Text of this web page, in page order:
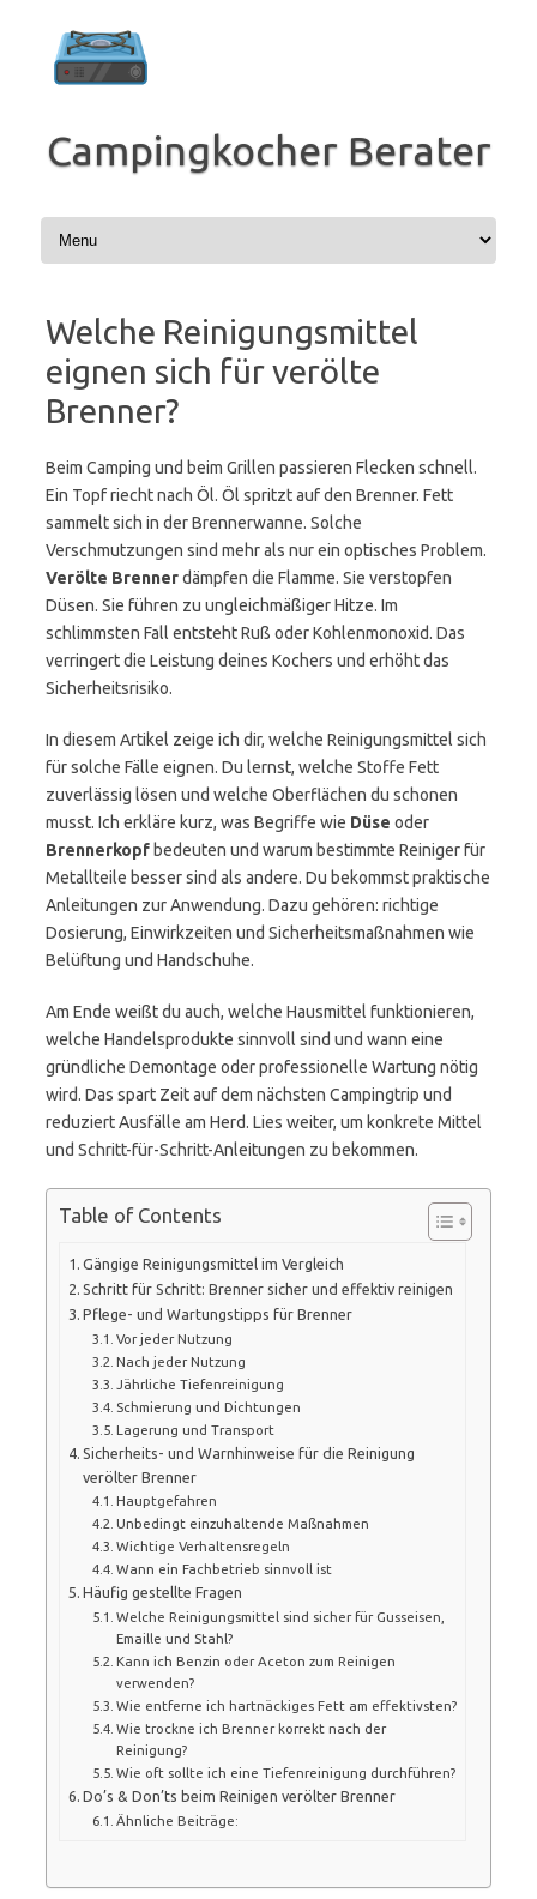
springen
Campingkocher Berater
Welche Reinigungsmittel
eignen sich für verölte
Brenner?
Beim Camping und beim Grillen passieren Flecken schnell.
Ein Topf riecht nach Öl. Öl spritzt auf den Brenner. Fett
sammelt sich in der Brennerwanne. Solche
Verschmutzungen sind mehr als nur ein optisches Problem.
Verölte Brennerdämpfen die Flamme. Sie verstopfen
Düsen. Sie führen zu ungleichmäßiger Hitze. Im
schlimmsten Fall entsteht Ruß oder Kohlenmonoxid. Das
verringert die Leistung deines Kochers und erhöht das
Sicherheitsrisiko.
In diesem Artikel zeige ich dir, welche Reinigungsmittel sich
für solche Fälle eignen. Du lernst, welche Stoffe Fett
zuverlässig lösen und welche Oberflächen du schonen
musst. Ich erkläre kurz, was Begriffe wie Düse oder
Brennerkopf bedeuten und warum bestimmte Reiniger für
Metallteile besser sind als andere. Du bekommst praktische
Anleitungen zur Anwendung. Dazu gehören: richtige
Dosierung, Einwirkzeiten und Sicherheitsmaßnahmen wie
Belüftung und Handschuhe.
Am Ende weißt du auch, welche Hausmittel funktionieren,
welche Handelsprodukte sinnvoll sind und wann eine
gründliche Demontage oder professionelle Wartung nötig
wird. Das spart Zeit auf dem nächsten Campingtrip und
reduziert Ausfälle am Herd. Lies weiter, um konkrete Mittel
und Schritt-für-Schritt-Anleitungen zu bekommen.
Table of Contents
Gängige Reinigungsmittel im Vergleich
Schritt für Schritt: Brenner sicher und effektiv reinigen
Pflege- und Wartungstipps für Brenner
Vor jeder Nutzung
Nach jeder Nutzung
Jährliche Tiefenreinigung
Schmierung und Dichtungen
Lagerung und Transport
Sicherheits- und Warnhinweise für die Reinigung
verölter Brenner
Hauptgefahren
Unbedingt einzuhaltende Maßnahmen
Wichtige Verhaltensregeln
Wann ein Fachbetrieb sinnvoll ist
Häufig gestellte Fragen
Welche Reinigungsmittel sind sicher für Gusseisen,
Emaille und Stahl?
Kann ich Benzin oder Aceton zum Reinigen
verwenden?
Wie entferne ich hartnäckiges Fett am effektivsten?
Wie trockne ich Brenner korrekt nach der
Reinigung?
Wie oft sollte ich eine Tiefenreinigung durchführen?
Do’s & Don’ts beim Reinigen verölter Brenner
Ähnliche Beiträge: